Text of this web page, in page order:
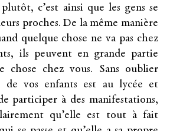
c’est ainsi que les gens se
proches. De la même manière
quelque chose ne va pas chez
ils peuvent en grande partie
chose chez vous. Sans oublier
de vos enfants est au lycée et
participer à des manifestations,
qu’elle est tout à fait